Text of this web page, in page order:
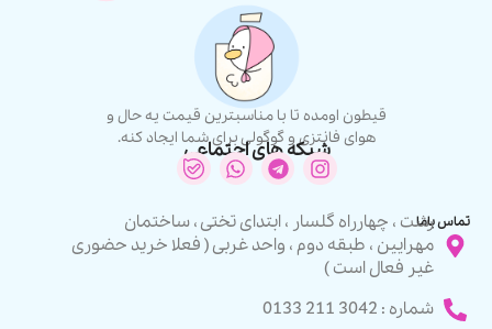
قیطون اومده تا با مناسبترین قیمت یه حال و
هوای فانتزی و گوگولی برای شما ایجاد کنه.
شبکه های اجتماعی
تماس بامارشت ، چهارراه گلسار ، ابتدای تختی ، ساختمان
مهرایین ، طبقه دوم ، واحد غربی ( فعلا خرید حضوری
غیر فعال است )
شماره : 3042 211 0133